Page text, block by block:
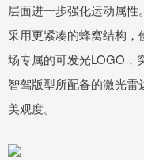
层面进一步强化运动属
采用更紧凑的蜂窝结构
场专属的可发光LOGO，
智驾版型所配备的激光
美观度。